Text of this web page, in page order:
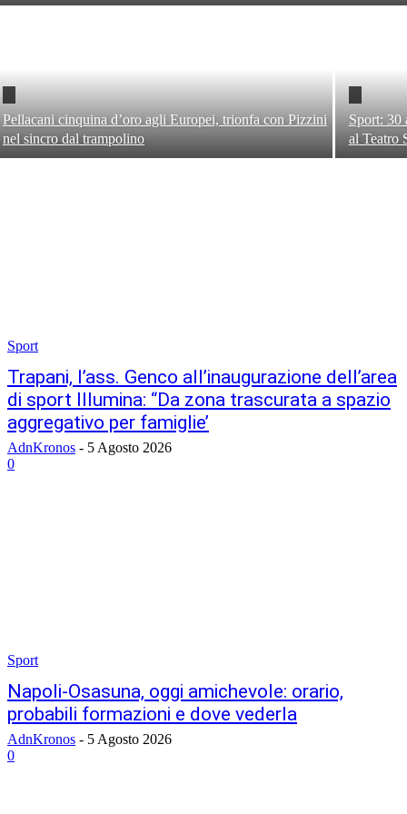
Pellacani cinquina d’oro agli Europei, trionfa con Pizzini
nel sincro dal trampolino
Sport: 30
al Teatro
Sport
Trapani, l’ass. Genco all’inaugurazione dell’area
di sport Illumina: “Da zona trascurata a spazio
aggregativo per famiglie’
AdnKronos - 5 Agosto 2026
0
Sport
Napoli-Osasuna, oggi amichevole: orario,
probabili formazioni e dove vederla
AdnKronos - 5 Agosto 2026
0